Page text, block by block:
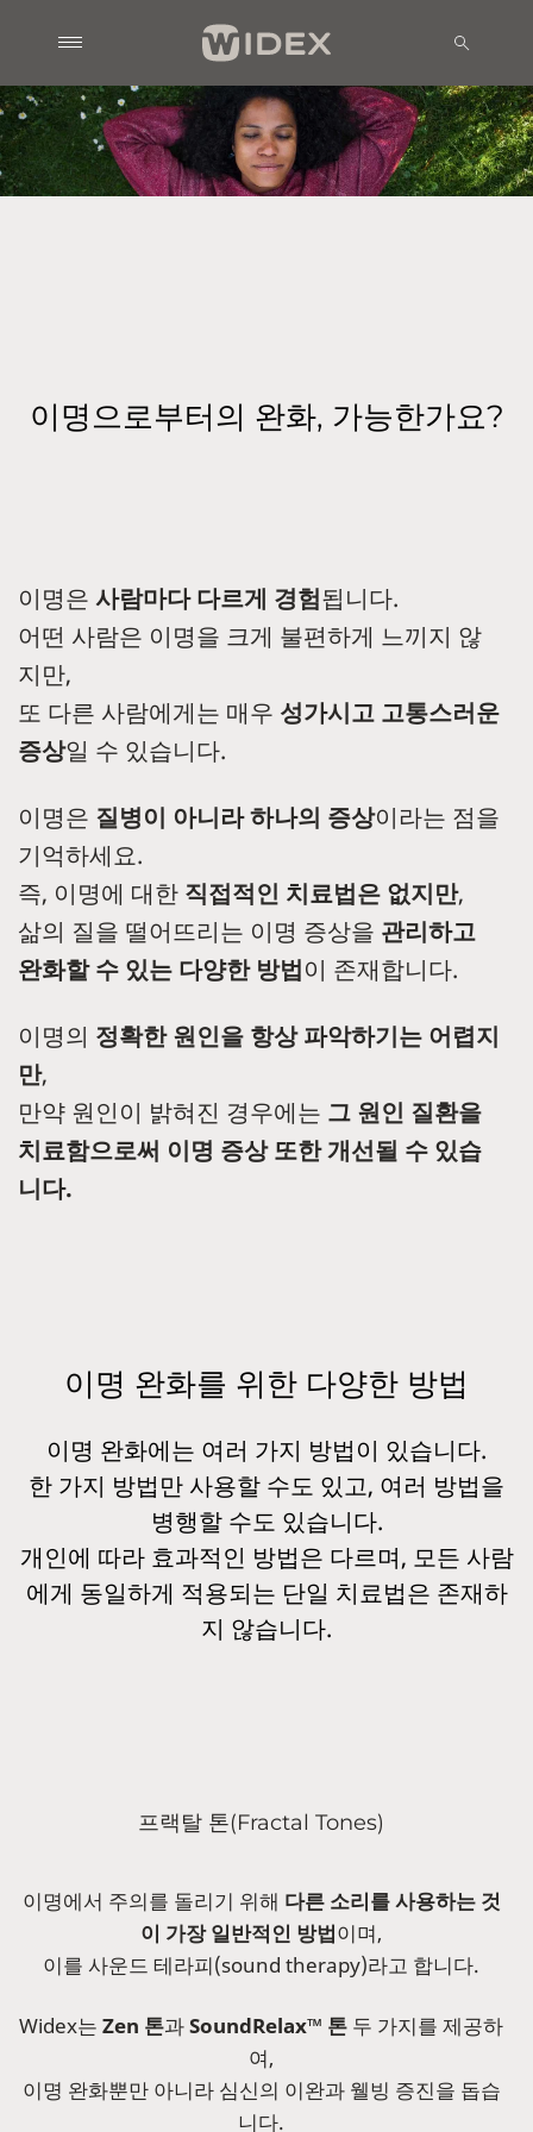
이명으로부터의 완화, 가능한가요?
이명은 사람마다 다르게 경험됩니다.
어떤 사람은 이명을 크게 불편하게 느끼지 않
지만,
또 다른 사람에게는 매우 성가시고 고통스러운
증상일 수 있습니다.
이명은 질병이 아니라 하나의 증상이라는 점을
기억하세요.
즉, 이명에 대한 직접적인 치료법은 없지만,
삶의 질을 떨어뜨리는 이명 증상을 관리하고
완화할 수 있는 다양한 방법이 존재합니다.
이명의 정확한 원인을 항상 파악하기는 어렵지
만,
만약 원인이 밝혀진 경우에는 그 원인 질환을
치료함으로써 이명 증상 또한 개선될 수 있습
니다.
이명 완화를 위한 다양한 방법
이명 완화에는 여러 가지 방법이 있습니다.
한 가지 방법만 사용할 수도 있고, 여러 방법을
병행할 수도 있습니다.
개인에 따라 효과적인 방법은 다르며, 모든 사람
에게 동일하게 적용되는 단일 치료법은 존재하
지 않습니다.
프랙탈 톤(Fractal Tones)
이명에서 주의를 돌리기 위해 다른 소리를 사용하는 것
이 가장 일반적인 방법이며,
이를 사운드 테라피(sound therapy)라고 합니다.
Widex는 Zen 톤과SoundRelax™ 톤 두 가지를 제공하
여,
이명 완화뿐만 아니라 심신의 이완과 웰빙 증진을 돕습
니다.